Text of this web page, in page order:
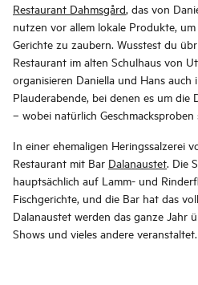
Restaurant Dahmsgård, das von
nutzen vor allem lokale Produkte,
Gerichte zu zaubern. Wusstest du
Restaurant im alten Schulhaus von
organisieren Daniella und Hans
Plauderabende, bei denen es um die
– wobei natürlich
In einer ehemaligen Heringssalzerei
Restaurant mit Bar Dalanaustet. Die
hauptsächlich auf Lamm- und
Fischgerichte, und die Bar hat das
Dalanaustet werden das ganze Jahr
Shows und vieles andere veranstaltet.